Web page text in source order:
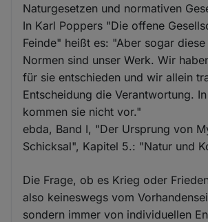
Naturgesetzen und normativen
In Karl Poppers "Die offene
Feinde" heißt es: "Aber sogar
Normen sind unser Werk. Wir
für sie entschieden und wir allein
Entscheidung die Verantwortung.
kommen sie nicht vor."
ebda, Band I, "Der Ursprung von
Schicksal", Kapitel 5.: "Natur und
Die Frage, ob es Krieg oder
also keineswegs vom
sondern immer von individuellen